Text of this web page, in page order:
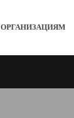
ОРГАНИЗАЦИЯМ